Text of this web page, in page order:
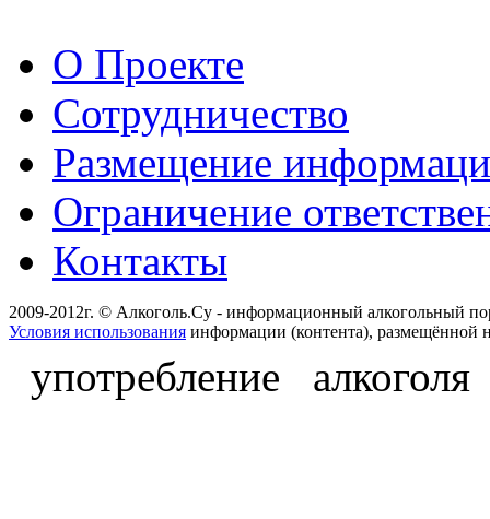
О Проекте
Сотрудничество
Размещение
Ограничение
Контакты
2009-2012г. © Алкоголь.Су - информационный алкогольный
Условия использования информации (контента), размещённой
употребление